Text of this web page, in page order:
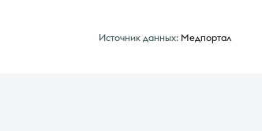
Источник данных: Медпортал